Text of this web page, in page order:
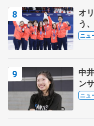
オ
う
8月
ニュ
中
ン
ト
ニュ